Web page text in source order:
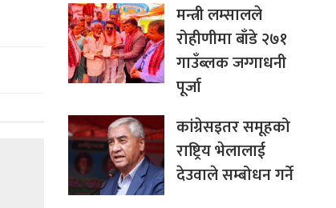
मन्त्री लम्सालले
रोहीणीमा बाँडे २७१
गाउँब्लक जग्गाधनी
पूर्जा
कांग्रेसइतर समूहको
राष्ट्रिय भेलालाई
देउवाले सम्बोधन गर्ने